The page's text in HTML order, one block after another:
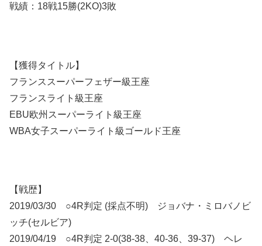
戦績：18戦15勝(2KO)3敗
【獲得タイトル】
フランススーパーフェザー級王座
フランスライト級王座
EBU欧州スーパーライト級王座
WBA女子スーパーライト級ゴールド王座
【戦歴】
2019/03/30 ○4R判定 (採点不明) ジョバナ・ミロバノビ
ッチ(セルビア)
2019/04/19 ○4R判定 2-0(38-38、40-36、39-37) ヘレ